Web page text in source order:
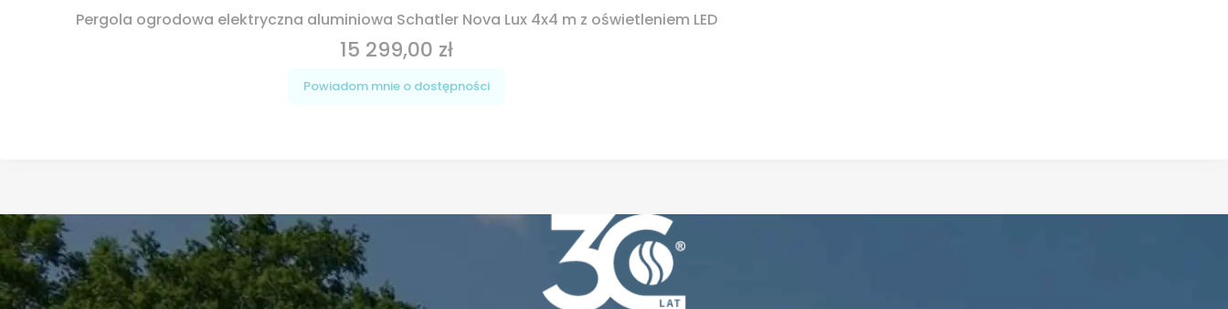
Pergola ogrodowa elektryczna aluminiowa Schatler Nova Lux 4x4 m z oświetleniem LED
Cena
15 299,00 zł
Powiadom mnie o dostępności